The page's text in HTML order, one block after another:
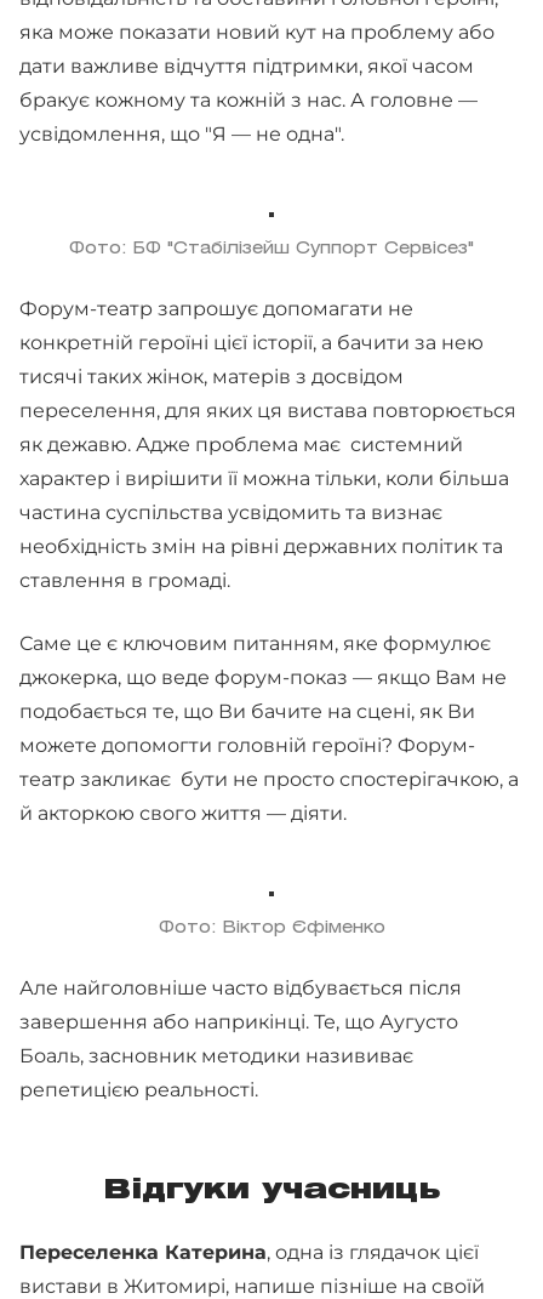
яка може показати новий кут на проблему або
дати важливе відчуття підтримки, якої часом
бракує кожному та кожній з нас. А головне —
усвідомлення, що "Я — не одна".
Фото: БФ "Стабілізейш Суппорт Сервісез"
Форум-театр запрошує допомагати не
конкретній героїні цієї історії, а бачити за нею
тисячі таких жінок, матерів з досвідом
переселення, для яких ця вистава повторюється
як дежавю. Адже проблема має системний
характер і вирішити її можна тільки, коли більша
частина суспільства усвідомить та визнає
необхідність змін на рівні державних політик та
ставлення в громаді.
Саме це є ключовим питанням, яке формулює
джокерка, що веде форум-показ — якщо Вам не
подобається те, що Ви бачите на сцені, як Ви
можете допомогти головній героїні? Форум-
театр закликає бути не просто спостерігачкою, а
й акторкою свого життя — діяти.
Фото: Віктор Єфіменко
Але найголовніше часто відбувається після
завершення або наприкінці. Те, що Аугусто
Боаль, засновник методики назививає
репетицією реальності.
Відгуки учасниць
Переселенка Катерина, одна із глядачок цієї
вистави в Житомирі, напише пізніше на своїй